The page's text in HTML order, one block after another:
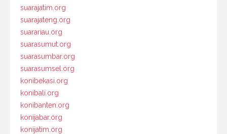
suarajatim.org
suarajateng.org
suarariau.org
suarasumut.org
suarasumbar.org
suarasumsel.org
konibekasi.org
konibali.org
konibanten.org
konijabar.org
konijatim.org